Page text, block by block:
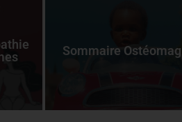
Sommaire